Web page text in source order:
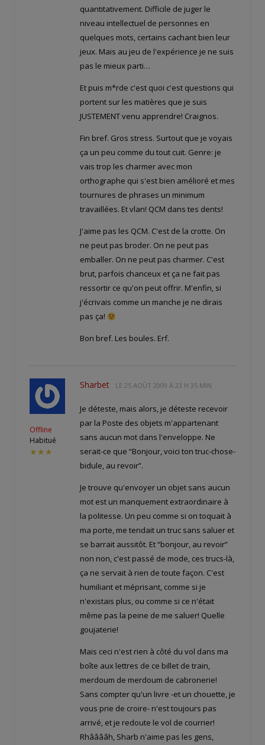
quantitativement. Difficile de juger le
niveau intellectuel de personnes en
quelques mots, certains cachant bien leur
jeux. Mais au jeu de l'expérience je ne suis
pas le mieux parti…
Et puis m*rde c'est quoi c'est questions qui
portent sur les matières que je suis
JUSTEMENT venu apprendre! Craignos.
Fin bref. Gros stress. Surtout que je voyais
ça un peu comme du tout cuit. Genre: je
vais trop les charmer avec mon
orthographe qui s'est bien amélioré et mes
tournures de phrases un minimum
travaillées. Et vlan! QCM dans tes dents!
J'aime pas les QCM. C'est de la crotte. On
ne peut pas broder. On ne peut pas
emballer. On ne peut pas charmer. C'est
brut, parfois chanceux et ça ne fait pas
ressortir ce qu'on peut offrir. M'enfin, si
j'écrivais comme un manche je ne dirais
pas ça!
Bon bref. Les boules. Erf.
Offline
Habitué
★★★
Sharbet LE 25 AOÛT 2009 À 23 H 35 MIN
Je déteste, mais alors, je déteste recevoir
par la Poste des objets m'appartenant
sans aucun mot dans l'enveloppe. Ne
serait-ce que “Bonjour, voici ton truc-chose-
bidule, au revoir”.
Je trouve qu'envoyer un objet sans aucun
mot est un manquement extraordinaire à
la politesse. Un peu comme si on toquait à
ma porte, me tendait un truc sans saluer et
se barrait aussitôt. Et “bonjour, au revoir”
non non, c'est passé de mode, ces trucs-là,
ça ne servait à rien de toute façon. C'est
humiliant et méprisant, comme si je
n'existais plus, ou comme si ce n'était
même pas la peine de me saluer! Quelle
goujaterie!
Mais ceci n'est rien à côté du vol dans ma
boîte aux lettres de ce billet de train,
merdoum de merdoum de cabronerie!
Sans compter qu'un livre -et un chouette, je
vous prie de croire- n'est toujours pas
arrivé, et je redoute le vol de courrier!
Rhââââh, Sharb n'aime pas les gens,